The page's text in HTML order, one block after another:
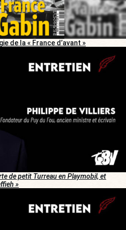
de la « France d’avant »
de petit Turreau en Playmobil, et
»